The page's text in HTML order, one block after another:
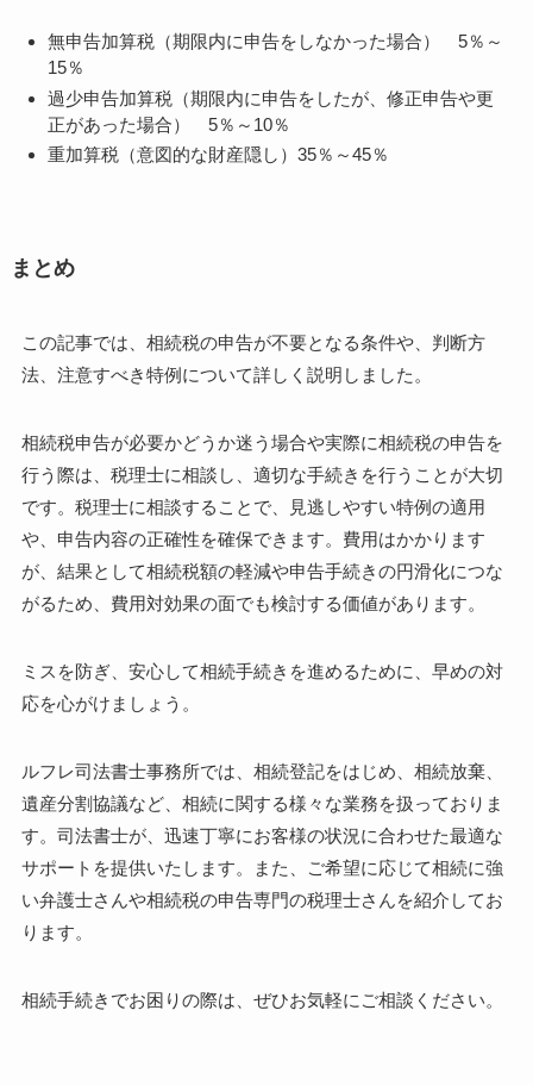
無申告加算税（期限内に申告をしなかった場合） 5％～
15％
過少申告加算税（期限内に申告をしたが、修正申告や更
正があった場合） 5％～10％
重加算税（意図的な財産隠し）35％～45％
まとめ
この記事では、相続税の申告が不要となる条件や、判断方
法、注意すべき特例について詳しく説明しました。
相続税申告が必要かどうか迷う場合や実際に相続税の申告を
行う際は、税理士に相談し、適切な手続きを行うことが大切
です。税理士に相談することで、見逃しやすい特例の適用
や、申告内容の正確性を確保できます。費用はかかります
が、結果として相続税額の軽減や申告手続きの円滑化につな
がるため、費用対効果の面でも検討する価値があります。
ミスを防ぎ、安心して相続手続きを進めるために、早めの対
応を心がけましょう。
ルフレ司法書士事務所では、相続登記をはじめ、相続放棄、
遺産分割協議など、相続に関する様々な業務を扱っておりま
す。司法書士が、迅速丁寧にお客様の状況に合わせた最適な
サポートを提供いたします。また、ご希望に応じて相続に強
い弁護士さんや相続税の申告専門の税理士さんを紹介してお
ります。
相続手続きでお困りの際は、ぜひお気軽にご相談ください。